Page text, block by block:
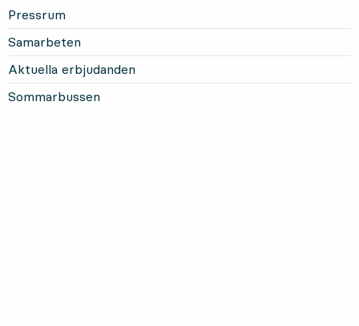
Pressrum
Samarbeten
Aktuella erbjudanden
Sommarbussen